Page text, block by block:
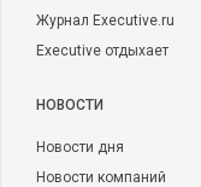
Журнал Executive.ru
Executive отдыхает
НОВОСТИ
Новости дня
Новости компаний